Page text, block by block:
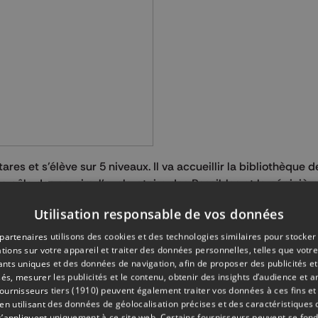
et s’élève sur 5 niveaux. Il va accueillir la bibliothèque
pôle des savoirs, l’exploratoire des Possibles et la pépinière
de 8h à 20h, ce qui va en soi être une révolution,
culture de la Province de Liège.
Utilisation responsable de vos données
utilisons des cookies et des technologies similaires pour
sur votre appareil et traiter des données personnelles, telles que
uniques et des données de navigation, afin de proposer des publicités
mesurer les publicités et le contenu, obtenir des insights d’audience et
tiers (1910) peuvent également traiter vos données à ces fins et
utilisant des données de géolocalisation précises et des caractéristiques